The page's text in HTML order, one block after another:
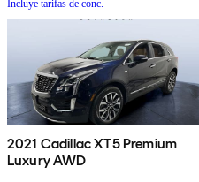
Incluye tarifas de conc.
2021 Cadillac XT5 Premium
Luxury AWD